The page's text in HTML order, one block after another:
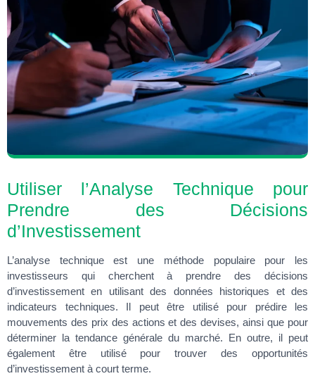
Utiliser l’Analyse Technique pour
Prendre des Décisions
d’Investissement
L’analyse technique est une méthode populaire pour les
investisseurs qui cherchent à prendre des décisions
d’investissement en utilisant des données historiques et des
indicateurs techniques. Il peut être utilisé pour prédire les
mouvements des prix des actions et des devises, ainsi que pour
déterminer la tendance générale du marché. En outre, il peut
également être utilisé pour trouver des opportunités
d’investissement à court terme.